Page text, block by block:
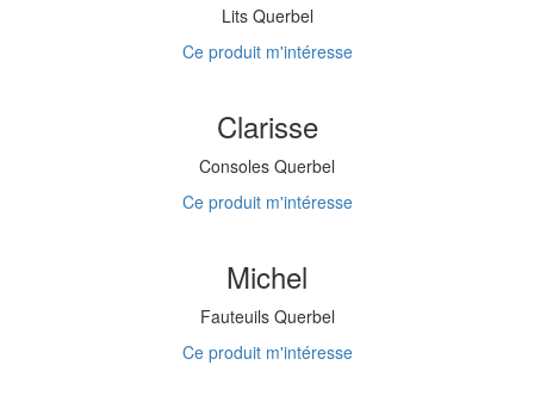
Lits Querbel
Ce produit m'intéresse
Clarisse
Consoles Querbel
Ce produit m'intéresse
Michel
Fauteuils Querbel
Ce produit m'intéresse